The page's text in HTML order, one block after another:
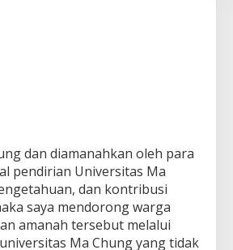
dan diamanahkan oleh para
pendirian Universitas Ma
dan kontribusi
saya mendorong warga
amanah tersebut melalui
Ma Chung yang tidak